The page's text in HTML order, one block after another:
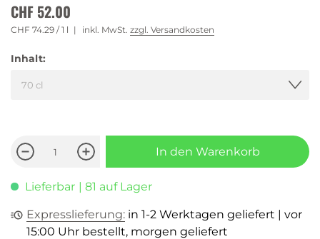
CHF 52.00
CHF 74.29 / 1 l inkl. MwSt. zzgl. Versandkosten
Inhalt:
In den Warenkorb
Lieferbar | 81 auf Lager
Expresslieferung: in 1-2 Werktagen geliefert | vor
15:00 Uhr bestellt, morgen geliefert